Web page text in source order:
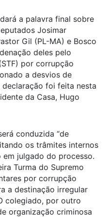
a palavra final sobre
Josimar
Gil (PL-MA) e Bosco
deles pelo
por corrupção
a desvios de
declaração foi feita nesta
da Casa, Hugo
conduzida “de
os trâmites internos
julgado do processo.
Turma do Supremo
por corrupção
a destinação irregular
colegiado, por outro
organização criminosa